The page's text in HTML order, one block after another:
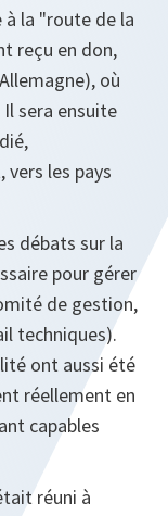
la "route de la
reçu en don,
où
sera ensuite
les pays
débats sur la
pour gérer
de gestion,
techniques).
ont aussi été
réellement en
capables
réuni à